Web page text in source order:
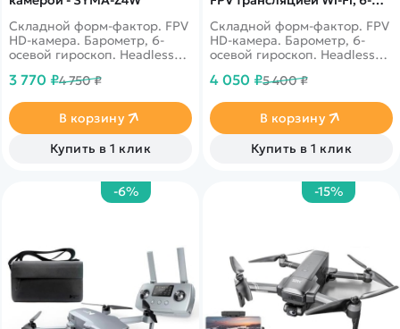
Складной форм-фактор. FPV
HD-камера. Барометр, 6-
осевой гироскоп. Headless
по траектории, флипы 360°.
полета 9 минут.
3 770 ₽4 750 ₽
В корзину
Купить в 1 клик
Складной форм-фактор. FPV
HD-камера. Барометр, 6-
осевой гироскоп. Headless
Дальность 30 метров. Время
4 050 ₽5 400 ₽
В корзину
Купить в 1 клик
-6% -15%